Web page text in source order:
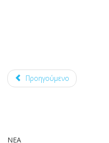
Προηγούμενο
ΝΈΑ